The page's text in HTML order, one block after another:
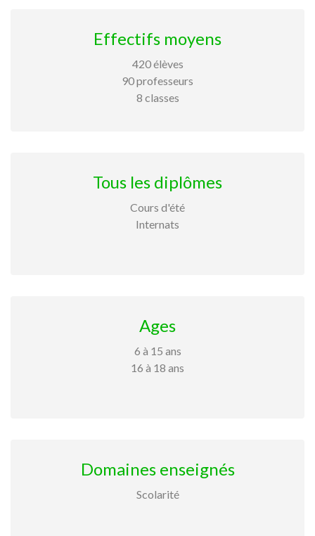
Effectifs moyens
420 élèves
90 professeurs
8 classes
Tous les diplômes
Cours d'été
Internats
Ages
6 à 15 ans
16 à 18 ans
Domaines enseignés
Scolarité